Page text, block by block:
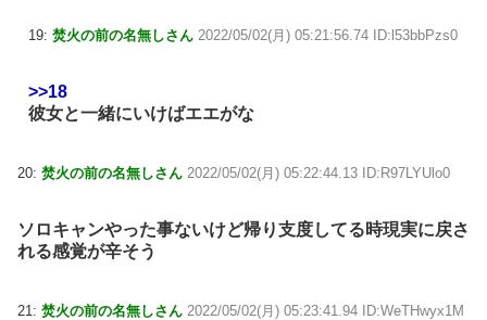
19: 焚火の前の名無しさん 2022/05/02(月) 05:21:56.74 ID:l53bbPzs0
>>18
彼女と一緒にいけばエエがな
20: 焚火の前の名無しさん 2022/05/02(月) 05:22:44.13 ID:R97LYUlo0
ソロキャンやった事ないけど帰り支度してる時現実に戻さ
れる感覚が辛そう
21: 焚火の前の名無しさん 2022/05/02(月) 05:23:41.94 ID:WeTHwyx1M